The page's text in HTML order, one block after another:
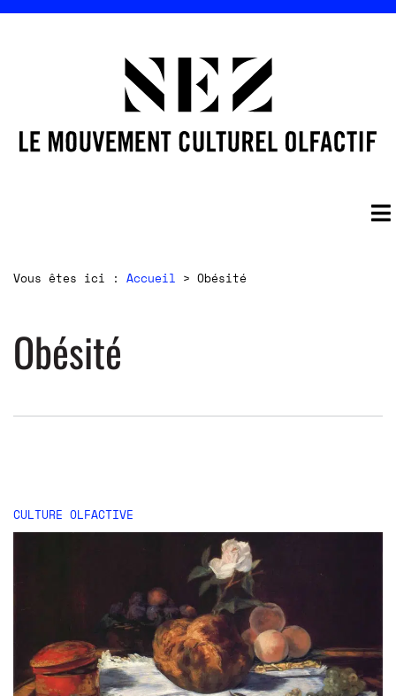
Vous êtes ici : Accueil > Obésité
Obésité
CULTURE OLFACTIVE